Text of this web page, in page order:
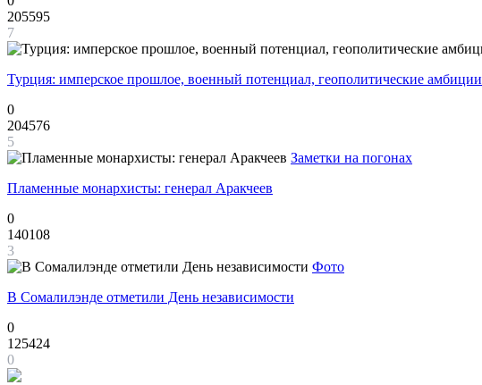
205595
7
Турция: имперское прошлое, военный потенциал, геополитические амбиции
0
204576
5
Заметки на погонах
Пламенные монархисты: генерал Аракчеев
0
140108
3
Фото
В Сомалилэнде отметили День независимости
0
125424
0